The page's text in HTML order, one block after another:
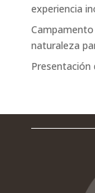
experiencia
naturaleza
Presentación